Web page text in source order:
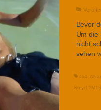
Bevor
Um die
nicht
sehen
4x4
Steyr12M18